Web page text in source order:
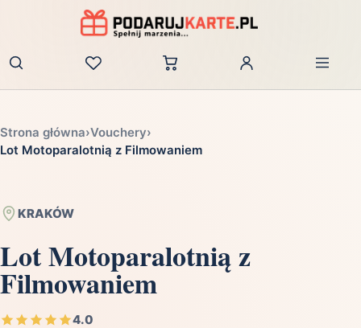
Zaloguj
Strona główna›Vouchery›
Lot Motoparalotnią z Filmowaniem
KRAKÓW
Lot Motoparalotnią z
Filmowaniem
4.0